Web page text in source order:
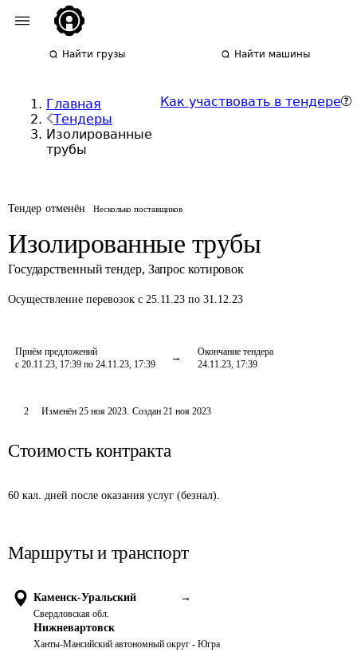
Найти грузы Найти машины
Главная
Тендеры
Изолированные
трубы
Как участвовать в тендере
Тендер отменён Несколько поставщиков
Изолированные трубы
Государственный тендер, Запрос котировок
Осуществление перевозок с 25.11.23 по 31.12.23
Приём предложений
с 20.11.23, 17:39 по 24.11.23, 17:39
Окончание тендера
24.11.23, 17:39
2 Изменён 25 ноя 2023. Создан 21 ноя 2023
Стоимость контракта
60 кал. дней после оказания услуг (безнал).
Маршруты и транспорт
Каменск-Уральский →
Свердловская обл.
Нижневартовск
Ханты-Мансийский автономный округ - Югра